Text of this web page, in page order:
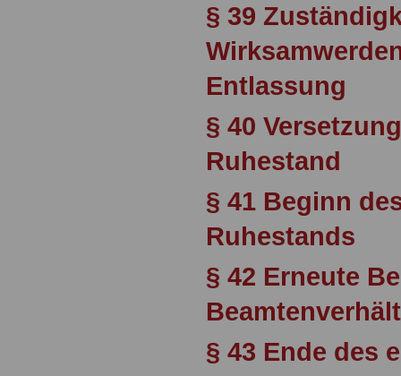
§ 39
Entlassung
§ 40
Ruhestand
§ 41 Beginn
Ruhestands
§ 42 Erneute
§ 43 Ende des